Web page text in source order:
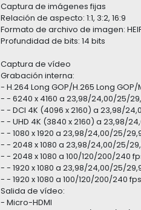
Captura de imágenes fijas
Relación de aspecto: 1:1, 3:2, 16:9
Formato de archivo de imagen: HEIF,
Profundidad de bits: 14 bits
Captura de vídeo
Grabación interna:
- H.264 Long GOP/H.265 Long GOP/
- - 6240 x 4160 a 23,98/24,00/25/
- - DCI 4K (4096 x 2160) a 23,98/
- - UHD 4K (3840 x 2160) a 23,98/
- - 1080 x 1920 a 23,98/24,00/25/
- - 2048 x 1080 a 23,98/24,00/25/
- - 2048 x 1080 a 100/120/200/240
- - 1920 x 1080 a 23,98/24,00/25/
- - 1920 x 1080 a 100/120/200/240
Salida de vídeo:
- Micro-HDMI